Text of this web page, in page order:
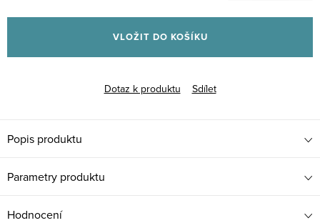
cena:
VLOŽIT DO KOŠÍKU
Dotaz k produktu Sdílet
Popis produktu
Parametry produktu
Hodnocení